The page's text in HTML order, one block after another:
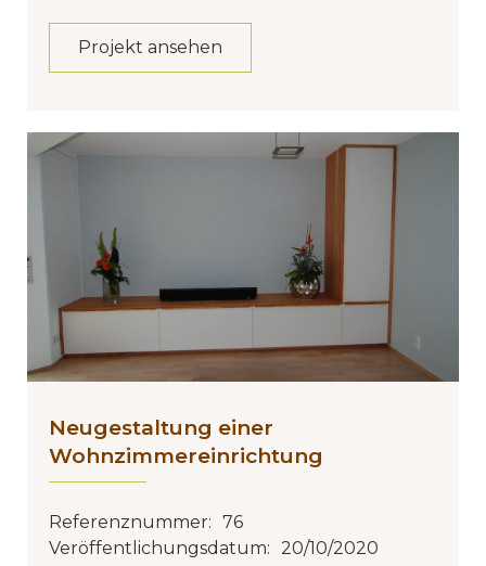
Projekt ansehen
Neugestaltung einer
Wohnzimmereinrichtung
Referenznummer: 76
Veröffentlichungsdatum: 20/10/2020